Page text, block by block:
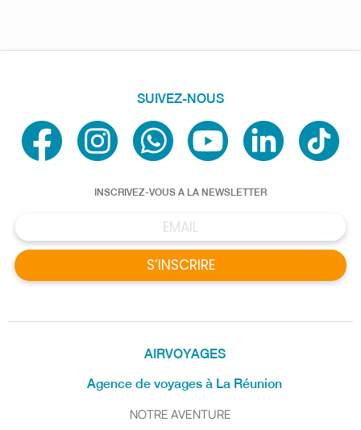
AIRVOYAGES
Agence de voyages à La Réunion
NOTRE AVENTURE
SUIVEZ-NOUS
INSCRIVEZ-VOUS A LA NEWSLETTER
S’INSCRIRE